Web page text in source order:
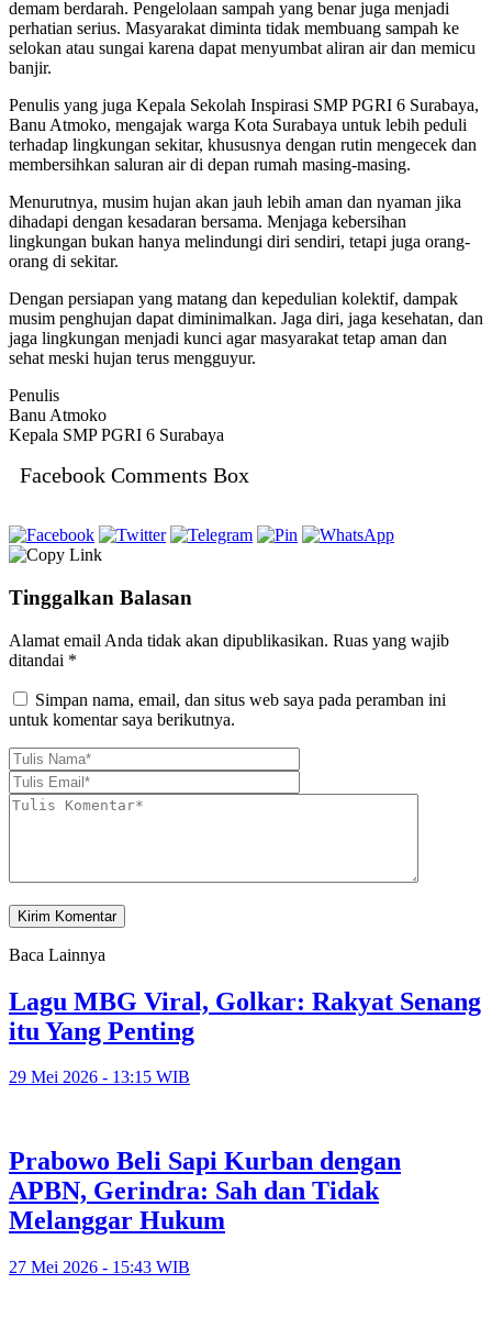
demam berdarah. Pengelolaan sampah yang benar juga menjadi
perhatian serius. Masyarakat diminta tidak membuang sampah ke
selokan atau sungai karena dapat menyumbat aliran air dan memicu
banjir.
Penulis yang juga Kepala Sekolah Inspirasi SMP PGRI 6 Surabaya,
Banu Atmoko, mengajak warga Kota Surabaya untuk lebih peduli
terhadap lingkungan sekitar, khususnya dengan rutin mengecek dan
membersihkan saluran air di depan rumah masing-masing.
Menurutnya, musim hujan akan jauh lebih aman dan nyaman jika
dihadapi dengan kesadaran bersama. Menjaga kebersihan
lingkungan bukan hanya melindungi diri sendiri, tetapi juga orang-
orang di sekitar.
Dengan persiapan yang matang dan kepedulian kolektif, dampak
musim penghujan dapat diminimalkan. Jaga diri, jaga kesehatan, dan
jaga lingkungan menjadi kunci agar masyarakat tetap aman dan
sehat meski hujan terus mengguyur.
Penulis
Banu Atmoko
Kepala SMP PGRI 6 Surabaya
Facebook Comments Box
Tinggalkan Balasan
Alamat email Anda tidak akan dipublikasikan. Ruas yang wajib
ditandai *
Simpan nama, email, dan situs web saya pada peramban ini
untuk komentar saya berikutnya.
Baca Lainnya
Lagu MBG Viral, Golkar: Rakyat Senang
itu Yang Penting
29 Mei 2026 - 13:15 WIB
Prabowo Beli Sapi Kurban dengan
APBN, Gerindra: Sah dan Tidak
Melanggar Hukum
27 Mei 2026 - 15:43 WIB